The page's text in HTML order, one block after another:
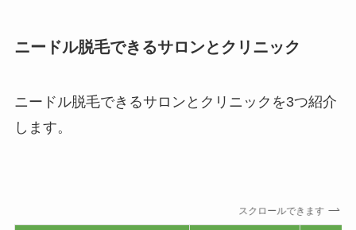
ニードル脱毛できるサロンとクリニック
ニードル脱毛できるサロンとクリニックを3つ紹介
します。
スクロールできます